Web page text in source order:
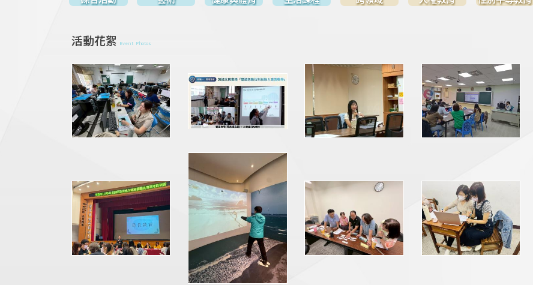
活動花絮 Event Photos